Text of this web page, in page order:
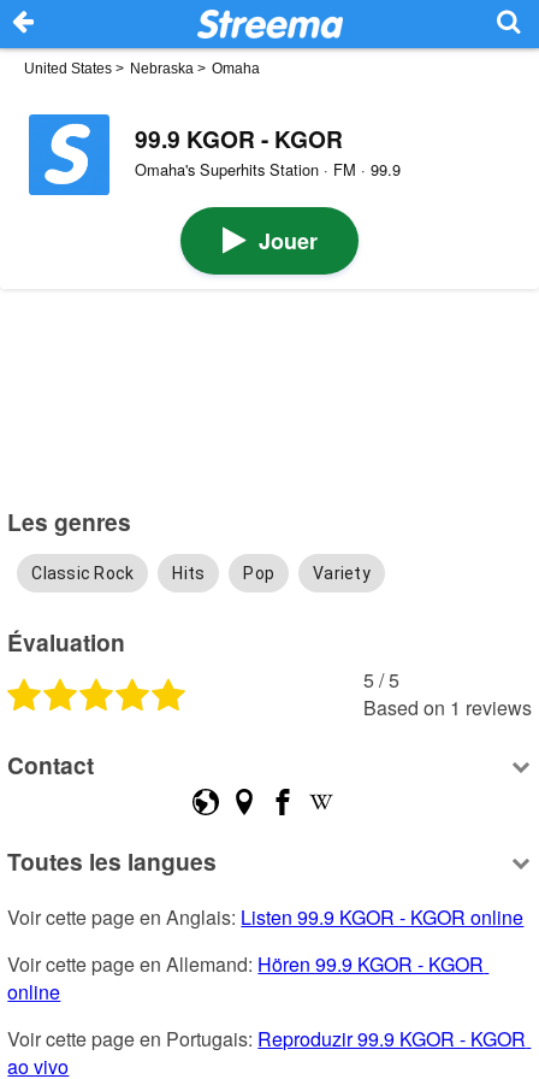
United States > Nebraska > Omaha
99.9 KGOR - KGOR
Omaha's Superhits Station · FM · 99.9
Jouer
Les genres
Classic Rock Hits Pop Variety
Évaluation
5 /5
Based on 1 reviews
Contact
Toutes les langues
Voir cette page en Anglais: Listen 99.9 KGOR - KGOR online
Voir cette page en Allemand: Hören 99.9 KGOR - KGOR
online
Voir cette page en Portugais: Reproduzir 99.9 KGOR - KGOR
ao vivo